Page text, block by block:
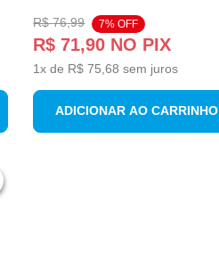
R$ 76,99 7% OFF
R$ 71,90 NO PIX
1x de R$ 75 ,68 sem juros
ADICIONAR AO CARRINHO